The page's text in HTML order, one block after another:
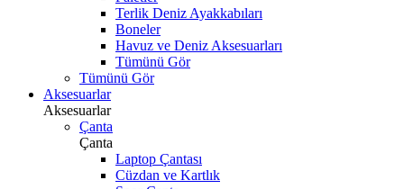
Terlik Deniz Ayakkabıları
Boneler
Havuz ve Deniz Aksesuarları
Tümünü Gör
Tümünü Gör
Aksesuarlar
Aksesuarlar
Çanta
Çanta
Laptop Çantası
Cüzdan ve Kartlık